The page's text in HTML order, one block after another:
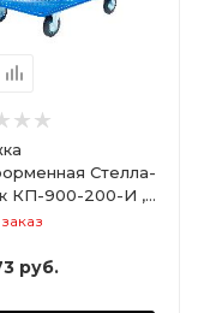
Стелла-
КП-900-200-И ,
руб.